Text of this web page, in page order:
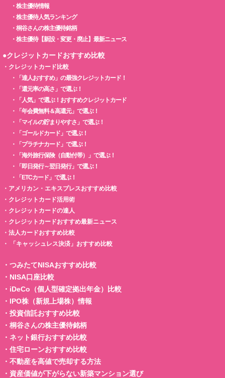
・ 株主優待情報
・ 株主優待人気ランキング
・ 桐谷さんの株主優待銘柄
・ 株主優待【新設・変更・廃止】最新ニュース
●クレジットカードおすすめ比較
・ クレジットカード比較
・
「達人おすすめ」の最強クレジットカード！
・
「還元率の高さ」で選ぶ！
・
「人気」で選ぶ！おすすめクレジットカード
・
「年会費無料＆高還元」で選ぶ！
・
「マイルの貯まりやすさ」で選ぶ！
・
「ゴールドカード」で選ぶ！
・
「プラチナカード」で選ぶ！
・
「海外旅行保険（自動付帯）」で選ぶ！
・
「即日発行～翌日発行」で選ぶ！
・
「ETCカード」で選ぶ！
・ アメリカン・エキスプレスおすすめ比較
・ クレジットカード活用術
・ クレジットカードの達人
・ クレジットカードおすすめ最新ニュース
・ 法人カードおすすめ比較
・
「キャッシュレス決済」おすすめ比較
・ つみたてNISAおすすめ比較
・ NISA口座比較
・ iDeCo（個人型確定拠出年金）比較
・ IPO株（新規上場株）情報
・ 投資信託おすすめ比較
・ 桐谷さんの株主優待銘柄
・ ネット銀行おすすめ比較
・ 住宅ローンおすすめ比較
・ 不動産を高値で売却する方法
・ 資産価値が下がらない新築マンション選び